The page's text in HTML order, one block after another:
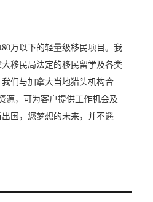
万以下的轻量级移民项目。我
移民局法定的移民留学及各类
们与加拿大当地猎头机构合
源，可为客户提供工作机会及
国，您梦想的未来，并不遥